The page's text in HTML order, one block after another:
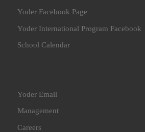
Yoder Facebook Page
Yoder International Program Facebook
School Calendar
Yoder Email
Management
Careers